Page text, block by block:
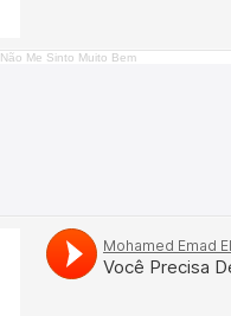
Não Me Sinto Muito Bem